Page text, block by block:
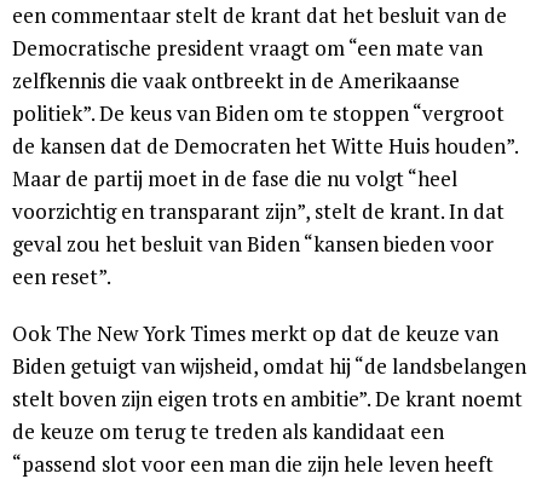
een commentaar stelt de krant dat het besluit van de
Democratische president vraagt om “een mate van
zelfkennis die vaak ontbreekt in de Amerikaanse
politiek”. De keus van Biden om te stoppen “vergroot
de kansen dat de Democraten het Witte Huis houden”.
Maar de partij moet in de fase die nu volgt “heel
voorzichtig en transparant zijn”, stelt de krant. In dat
geval zou het besluit van Biden “kansen bieden voor
een reset”.
Ook The New York Times merkt op dat de keuze van
Biden getuigt van wijsheid, omdat hij “de landsbelangen
stelt boven zijn eigen trots en ambitie”. De krant noemt
de keuze om terug te treden als kandidaat een
“passend slot voor een man die zijn hele leven heeft